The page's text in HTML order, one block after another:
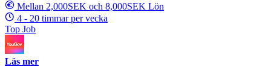
Mellan 2,000SEK och 8,000SEK Lön
4 - 20 timmar per vecka
Top Job
Läs mer